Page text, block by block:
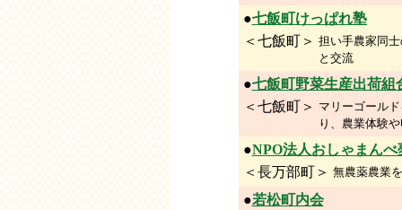
●七飯町けっぱれ塾
＜七飯町＞ 担い手農家同
と交流
●七飯町野菜生産出荷組
＜七飯町＞ マリーゴール
り、農業体験
●NPO法人おしゃまんべ
＜長万部町＞ 無農薬農業
●若松町内会